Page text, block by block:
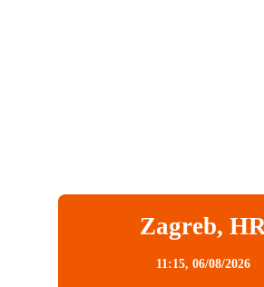
Zagreb,
11:15, 06/08/2026